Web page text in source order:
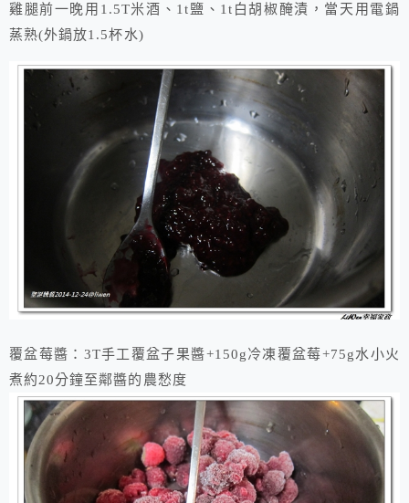
雞腿前一晚用1.5T米酒、1t鹽、1t白胡椒醃漬，當天用電鍋
蒸熟(外鍋放1.5杯水)
覆盆莓醬：3T手工覆盆子果醬+150g冷凍覆盆莓+75g水小火
煮約20分鐘至鄰醬的農愁度